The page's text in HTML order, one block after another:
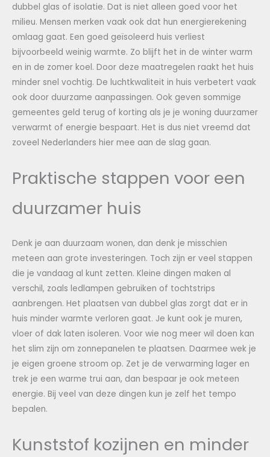
dubbel glas of isolatie. Dat is niet alleen goed voor het
milieu. Mensen merken vaak ook dat hun energierekening
omlaag gaat. Een goed geïsoleerd huis verliest
bijvoorbeeld weinig warmte. Zo blijft het in de winter warm
en in de zomer koel. Door deze maatregelen raakt het huis
minder snel vochtig. De luchtkwaliteit in huis verbetert vaak
ook door duurzame aanpassingen. Ook geven sommige
gemeentes geld terug of korting als je je woning duurzamer
verwarmt of energie bespaart. Het is dus niet vreemd dat
zoveel Nederlanders hier mee aan de slag gaan.
Praktische stappen voor een
duurzamer huis
Denk je aan duurzaam wonen, dan denk je misschien
meteen aan grote investeringen. Toch zijn er veel stappen
die je vandaag al kunt zetten. Kleine dingen maken al
verschil, zoals ledlampen gebruiken of tochtstrips
aanbrengen. Het plaatsen van dubbel glas zorgt dat er in
huis minder warmte verloren gaat. Je kunt ook je muren,
vloer of dak laten isoleren. Voor wie nog meer wil doen kan
het slim zijn om zonnepanelen te plaatsen. Daarmee wek je
je eigen groene stroom op. Zet je de verwarming lager en
trek je een warme trui aan, dan bespaar je ook meteen
energie. Bij veel van deze dingen kun je zelf het tempo
bepalen.
Kunststof kozijnen en minder